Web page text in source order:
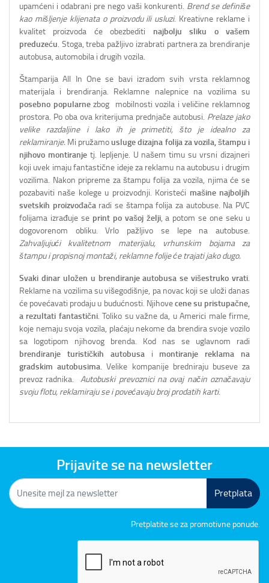
upamćeni i odabrani pre nego vaši konkurenti. Brend se definiše
kao mišljenje klijenata o proizvodu ili usluzi. Kreativne reklame i
kvalitet proizvoda će obezbediti najbolju sliku o vašem
preduzeću. Stoga, treba pažljivo izrabrati partnera za brendiranje
autobusa, automobila i drugih vozila.
Štamparija All In One se bavi izradom svih vrsta reklamnog
materijala i brendiranja. Reklamne nalepnice na vozilima su
posebno popularnezbog mobilnosti vozila i veličine reklamnog
prostora. Po oba ova kriterijuma prednjače autobusi. Prelaze jako
velike razdaljine i lako ih je primetiti, što je idealno za
reklamiranje. Mi pružamo usluge dizajna folija za vozila, štampu i
njihovo montiranjetj. lepljenje. U našem timu su vrsni dizajneri
koji uvek imaju fantastične ideje za reklamu na autobusu i drugim
vozilima. Nakon pripreme za štampu folija za vozila, njima će se
pozabaviti naše kolege u proizvodnji. Koristeći mašine najboljih
svetskih proizvođača radi se štampa folija za autobuse. Na PVC
folijama izrađuje se print po vašoj želji, a potom se one seku u
dogovorenom obliku. Vrlo pažljivo se lepe na autobuse.
Zahvaljujući kvalitetnom materijalu, vrhunskim bojama za
štampu i propisnoj montaži, reklamne folije će trajati jako dugo.
Svaki dinar uložen u brendiranje autobusa se višestruko vrati.
Reklame na vozilima su višegodišnje, pa novac koji se uloži danas
će povećavati prodaju u budućnosti. Njihovecene su pristupačne,
a rezultati fantastični. Toliko su važne da, u Americi male firme,
koje nemaju svoja vozila, plaćaju nekome da brendira svoje vozilo
sa logotipom njihovog brenda. Kod nas se uglavnom radi
brendiranje turističkih autobusai montiranje reklama na
gradskim autobusima. Velike kompanije bredniraju buseve za
prevoz radnika.Autobuski prevoznici na ovaj način označavaju
svoju flotu, reklamiraju se i povećavaju broj prodatih karti.
Prijavite se na newsletter
Pretplata
Pretplatite se za promotivne ponude.